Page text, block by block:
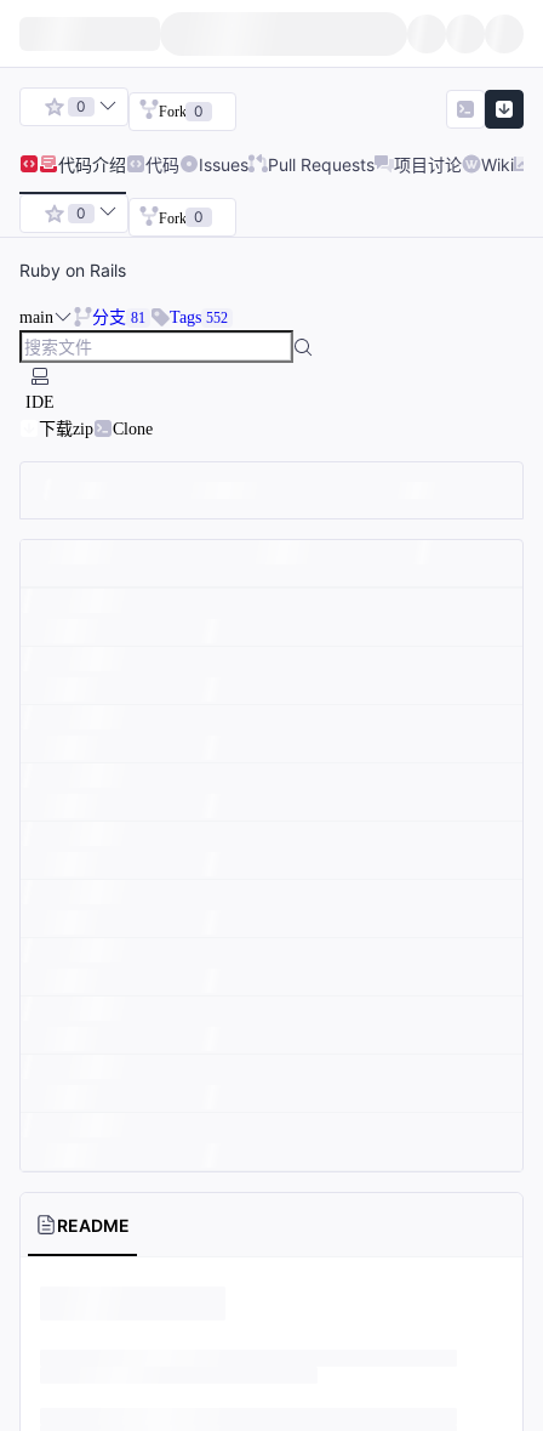
0 Fork 0
代码介绍 代码 Issues Pull Requests 项目讨论 Wiki
0 Fork 0
Ruby on Rails
main 分支 81 Tags 552
IDE
下载zip
Clone
README